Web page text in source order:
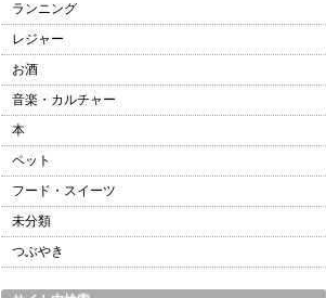
ランニング
レジャー
お酒
音楽・カルチャー
本
ペット
フード・スイーツ
未分類
つぶやき